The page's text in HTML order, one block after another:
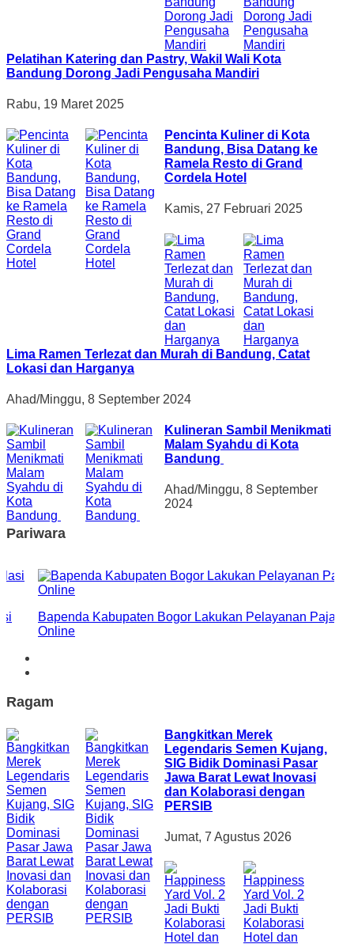
Pelatihan Katering dan Pastry, Wakil Wali Kota
Bandung Dorong Jadi Pengusaha Mandiri
Rabu, 19 Maret 2025
Pencinta Kuliner di Kota
Bandung, Bisa Datang ke
Ramela Resto di Grand
Cordela Hotel
Kamis, 27 Februari 2025
Lima Ramen Terlezat dan Murah di Bandung, Catat
Lokasi dan Harganya
Ahad/Minggu, 8 September 2024
Kulineran Sambil Menikmati
Malam Syahdu di Kota
Bandung
Ahad/Minggu, 8 September
2024
Pariwara
Bapenda Kabupaten Bogor Lakukan Pelayanan Pajak
Online
Ragam
Bangkitkan Merek
Legendaris Semen Kujang,
SIG Bidik Dominasi Pasar
Jawa Barat Lewat Inovasi
dan Kolaborasi dengan
PERSIB
Jumat, 7 Agustus 2026